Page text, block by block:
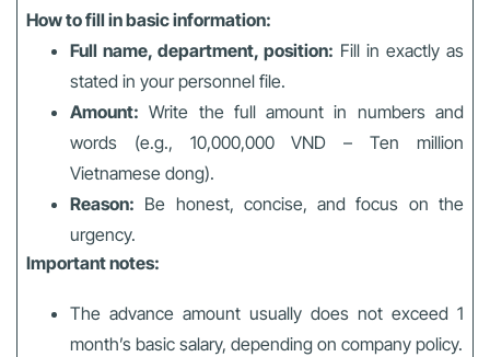
How to fill in basic information:
Full name, department, position: Fill in exactly as
stated in your personnel file.
Amount: Write the full amount in numbers and
words (e.g., 10,000,000 VND – Ten million
Vietnamese dong).
Reason: Be honest, concise, and focus on the
urgency.
Important notes:
The advance amount usually does not exceed 1
month’s basic salary, depending on company policy.